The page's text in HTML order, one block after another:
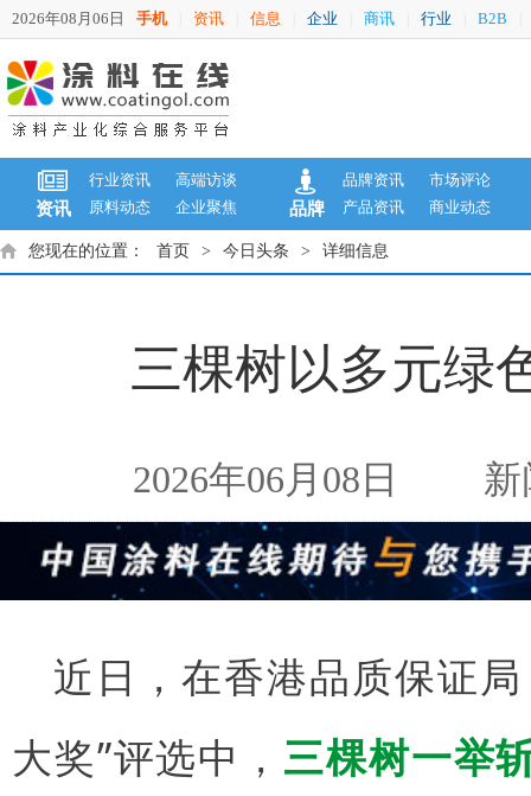
2026年08月06日 手机 资讯 信息 企业 商讯 行业 B2B
资讯
行业资讯
高端访谈
原料动态
企业聚焦 品牌
品牌资讯
市场评论
产品资讯
商业动态
您现在的位置： 首页 > 今日头条 > 详细信息
三棵树以多元绿
2026年06月08日 新
近日，在香港品质保证
大奖”评选中， 三棵树一举